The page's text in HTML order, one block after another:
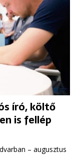
író, költő
is fellép
– augusztus